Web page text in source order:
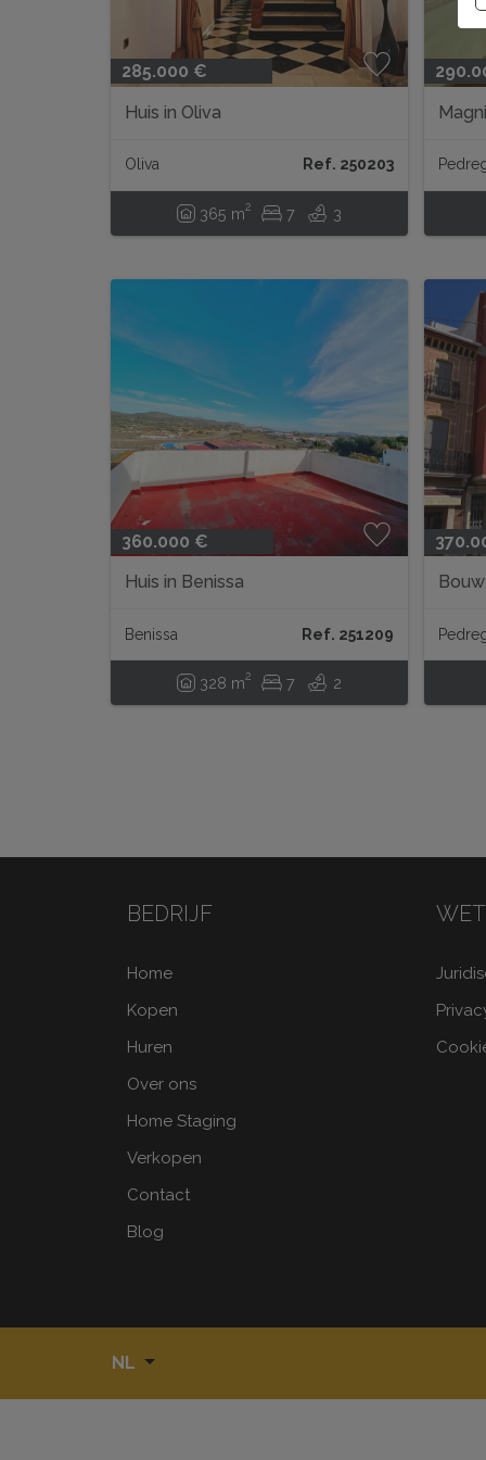
285.000 €
Huis in Oliva
Oliva Ref. 250203
365 m2 7 3
360.000 €
Huis in Benissa
Benissa Ref. 251209
328 m2 7 2
BEDRIJF
Home
Kopen
Huren
Over ons
Home Staging
Verkopen
Contact
Blog
NL